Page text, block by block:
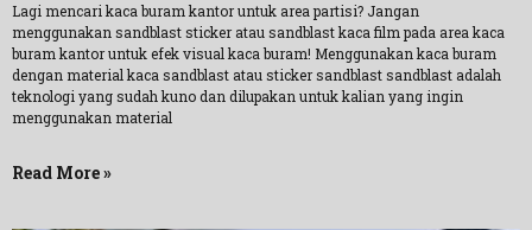
Lagi mencari kaca buram kantor untuk area partisi? Jangan
menggunakan sandblast sticker atau sandblast kaca film pada area kaca
buram kantor untuk efek visual kaca buram! Menggunakan kaca buram
dengan material kaca sandblast atau sticker sandblast sandblast adalah
teknologi yang sudah kuno dan dilupakan untuk kalian yang ingin
menggunakan material
Read More »